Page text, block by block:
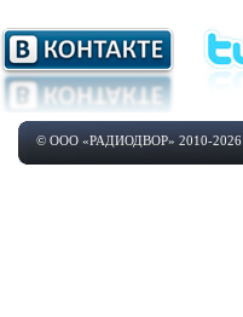
© ООО «РАДИОДВОР» 2010-2026